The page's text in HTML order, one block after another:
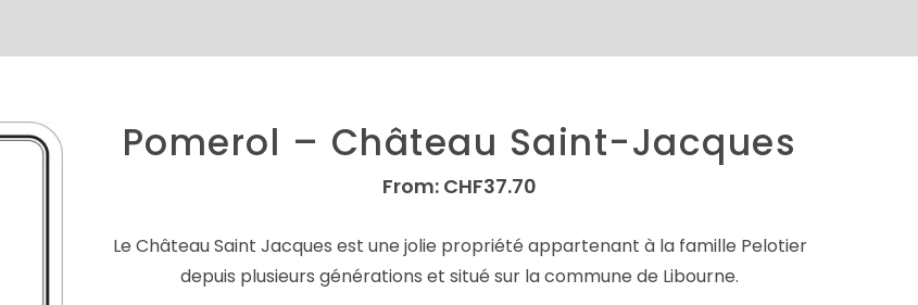
Pomerol – Château Saint-Jacques
From: CHF37.70
Le Château Saint Jacques est une jolie propriété appartenant à la famille Pelotier
depuis plusieurs générations et situé sur la commune de Libourne.